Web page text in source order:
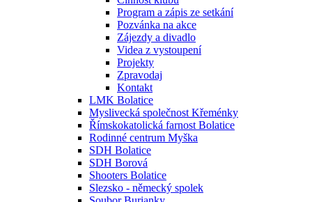
Program a zápis ze setkání
Pozvánka na akce
Zájezdy a divadlo
Videa z vystoupení
Projekty
Zpravodaj
Kontakt
LMK Bolatice
Myslivecká společnost Křeménky
Římskokatolická farnost Bolatice
Rodinné centrum Myška
SDH Bolatice
SDH Borová
Shooters Bolatice
Slezsko - německý spolek